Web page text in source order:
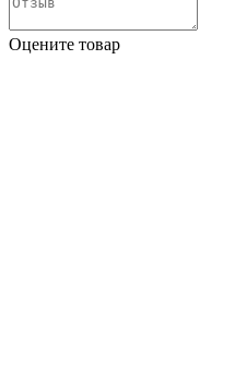
Оцените товар